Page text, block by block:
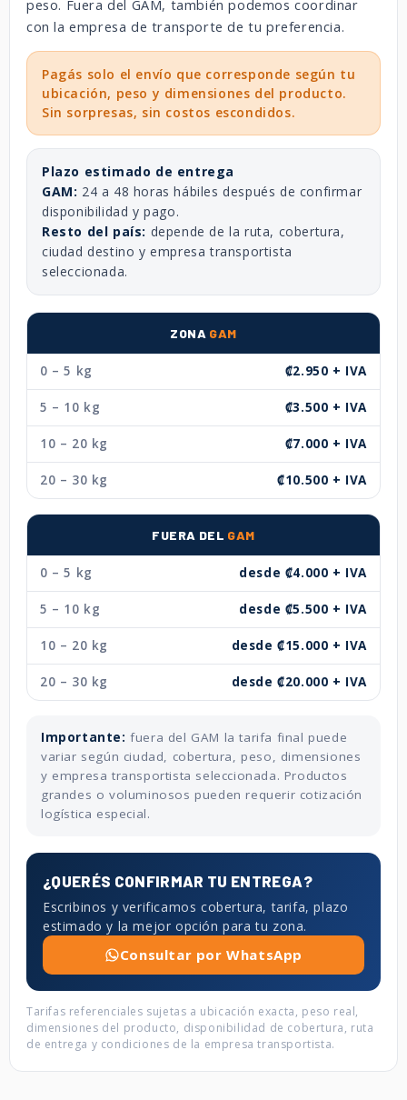
peso. Fuera del GAM, también podemos coordinar
con la empresa de transporte de tu preferencia.
Pagás solo el envío que corresponde según tu
ubicación, peso y dimensiones del producto.
Sin sorpresas, sin costos escondidos.
Plazo estimado de entrega
GAM: 24 a 48 horas hábiles después de confirmar
disponibilidad y pago.
Resto del país: depende de la ruta, cobertura,
ciudad destino y empresa transportista
seleccionada.
ZONA GAM
0 – 5 kg ₡2.950 + IVA
5 – 10 kg ₡3.500 + IVA
10 – 20 kg ₡7.000 + IVA
20 – 30 kg ₡10.500 + IVA
FUERA DEL GAM
0 – 5 kg desde ₡4.000 + IVA
5 – 10 kg desde ₡5.500 + IVA
10 – 20 kg desde ₡15.000 + IVA
20 – 30 kg desde ₡20.000 + IVA
Importante: fuera del GAM la tarifa final puede
variar según ciudad, cobertura, peso, dimensiones
y empresa transportista seleccionada. Productos
grandes o voluminosos pueden requerir cotización
logística especial.
¿QUERÉS CONFIRMAR TU ENTREGA?
Escribinos y verificamos cobertura, tarifa, plazo
estimado y la mejor opción para tu zona.
Consultar por WhatsApp
Tarifas referenciales sujetas a ubicación exacta, peso real,
dimensiones del producto, disponibilidad de cobertura, ruta
de entrega y condiciones de la empresa transportista.